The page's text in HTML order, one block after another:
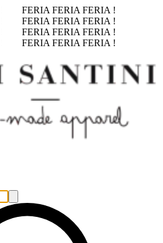
FERIA FERIA FERIA !
FERIA FERIA FERIA !
FERIA FERIA FERIA !
FERIA FERIA FERIA !